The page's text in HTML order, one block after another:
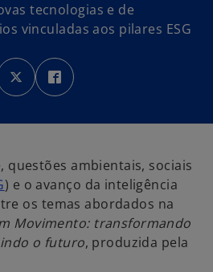
tecnologias e de
vinculadas aos pilares ESG
a a
b
r
e
v
g
i
b
r
v
g
i
questões ambientais, sociais
) e o avanço da inteligência
os temas abordados na
Movimento: transformando
o futuro, produzida pela